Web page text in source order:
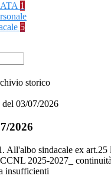
1
5
storico
03/07/2026
2026
All'albo sindacale ex art.25
2025-2027_
insufficienti